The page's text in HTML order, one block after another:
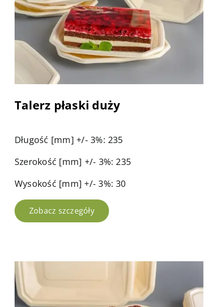
Talerz płaski duży
Długość [mm] +/- 3%: 235
Szerokość [mm] +/- 3%: 235
Wysokość [mm] +/- 3%: 30
Zobacz szczegóły